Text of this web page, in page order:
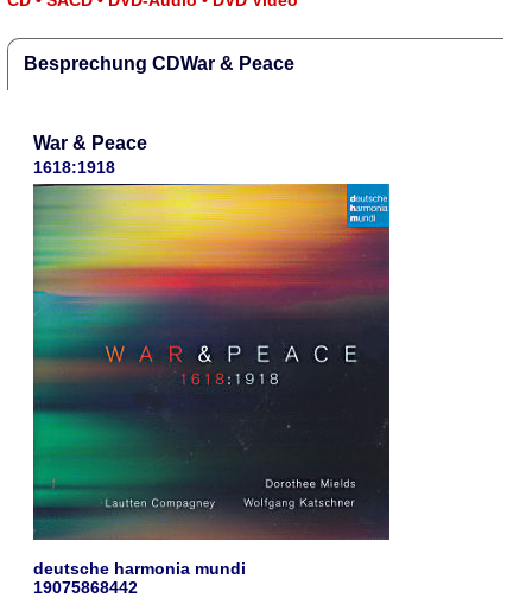
Besprechung CDWar & Peace
War & Peace
1618:1918
deutsche harmonia mundi
19075868442